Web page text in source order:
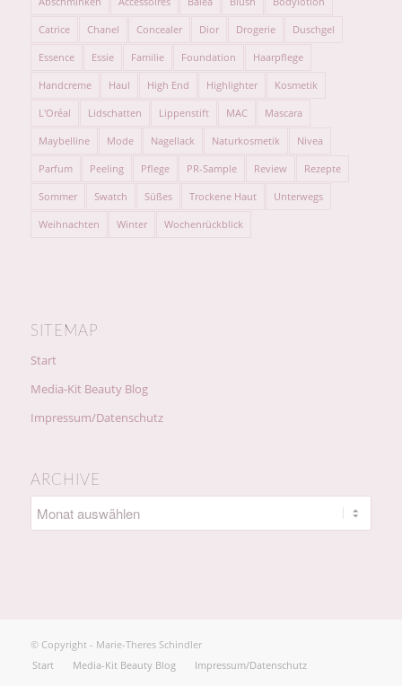
Catrice Chanel Concealer Dior Drogerie Duschgel
Essence Essie Familie Foundation Haarpflege
Handcreme Haul High End Highlighter Kosmetik
L'Oréal Lidschatten Lippenstift MAC Mascara
Maybelline Mode Nagellack Naturkosmetik Nivea
Parfum Peeling Pflege PR-Sample Review Rezepte
Sommer Swatch Süßes Trockene Haut Unterwegs
Weihnachten Winter Wochenrückblick
SITEMAP
Start
Media-Kit Beauty Blog
Impressum/Datenschutz
ARCHIVE
© Copyright - Marie-Theres Schindler
Start
Media-Kit Beauty Blog Impressum/Datenschutz